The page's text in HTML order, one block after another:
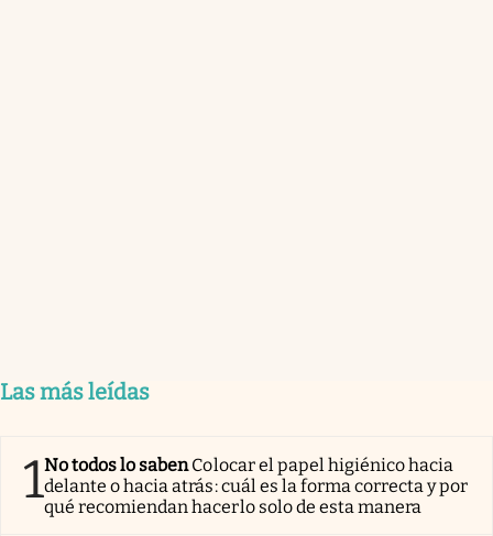
Las más leídas
1No todos lo sabenColocar el papel higiénico hacia
delante o hacia atrás: cuál es la forma correcta y por
qué recomiendan hacerlo solo de esta manera